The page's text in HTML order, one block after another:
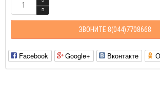
ЗВОНИТЕ 8(044)7708668
Facebook Google+ Вконтакте